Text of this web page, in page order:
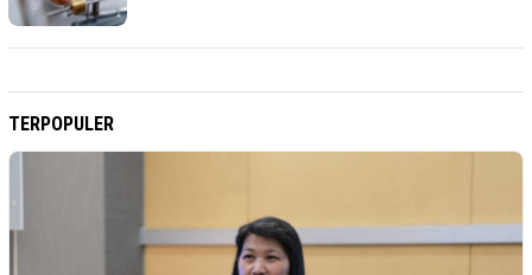
TERPOPULER